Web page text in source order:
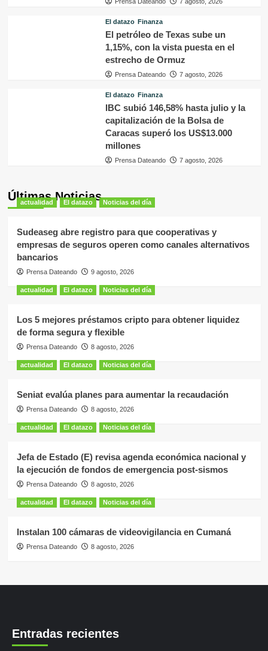
El datazo Finanza
El petróleo de Texas sube un
1,15%, con la vista puesta en el
estrecho de Ormuz
Prensa Dateando 7 agosto, 2026
El datazo Finanza
IBC subió 146,58% hasta julio y la
capitalización de la Bolsa de
Caracas superó los US$13.000
millones
Prensa Dateando 7 agosto, 2026
Últimas Noticias
actualidad El datazo Noticias del día
Sudeaseg abre registro para que cooperativas y
empresas de seguros operen como canales alternativos
bancarios
Prensa Dateando 9 agosto, 2026
actualidad El datazo Noticias del día
Los 5 mejores préstamos cripto para obtener liquidez
de forma segura y flexible
Prensa Dateando 8 agosto, 2026
actualidad El datazo Noticias del día
Seniat evalúa planes para aumentar la recaudación
Prensa Dateando 8 agosto, 2026
actualidad El datazo Noticias del día
Jefa de Estado (E) revisa agenda económica nacional y
la ejecución de fondos de emergencia post-sismos
Prensa Dateando 8 agosto, 2026
actualidad El datazo Noticias del día
Instalan 100 cámaras de videovigilancia en Cumaná
Prensa Dateando 8 agosto, 2026
Entradas recientes